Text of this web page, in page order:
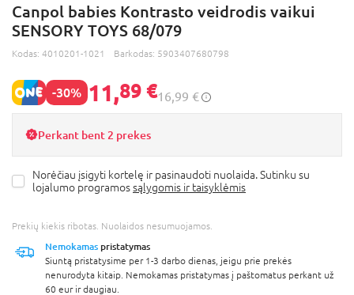
Canpol babies Kontrasto veidrodis vaikui
SENSORY TOYS 68/079
Kodas: 4010201-1021 Barkodas: 5903407680798
-30% 11,89 €16,99 €
Perkant bent 2 prekes
Norėčiau įsigyti kortelę ir pasinaudoti nuolaida. Sutinku su
lojalumo programossąlygomis ir taisyklėmis
Prekių kiekis ribotas. Nuolaidos nesumuojamos.
Nemokamas pristatymas
Siuntą pristatysime per 1-3 darbo dienas, jeigu prie prekės
nenurodyta kitaip. Nemokamas pristatymas į paštomatus perkant už
60 eur ir daugiau.